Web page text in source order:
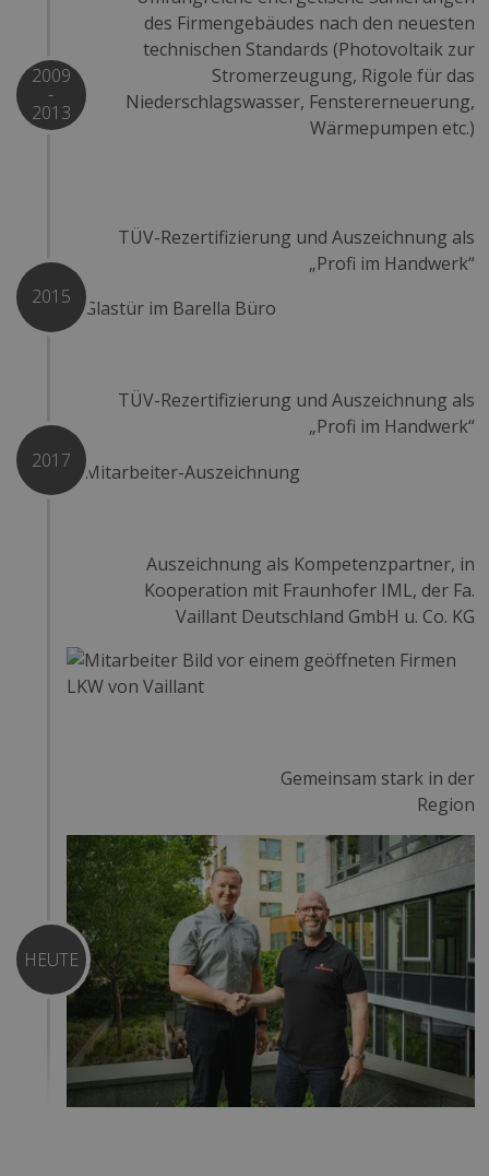
des Firmengebäudes nach den neuesten
technischen Standards (Photovoltaik zur
Stromerzeugung, Rigole für das
Niederschlagswasser, Fenstererneuerung,
Wärmepumpen etc.)
2009
-
2013
2015
TÜV-Rezertifizierung und Auszeichnung als
„Profi im Handwerk“
TÜV-Rezertifizierung und Auszeichnung als
„Profi im Handwerk“
2017
Auszeichnung als Kompetenzpartner, in
Kooperation mit Fraunhofer IML, der Fa.
Vaillant Deutschland GmbH u. Co. KG
Gemeinsam stark in der
Region
HEUTE